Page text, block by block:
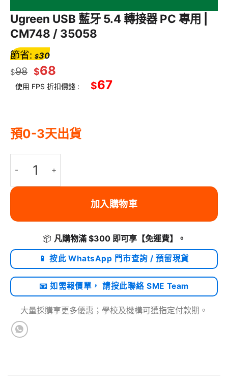
Ugreen USB 藍牙 5.4 轉接器 PC 專用 |
CM748 / 35058
$98 $68
節省: $30
使用 FPS 折扣價錢 : $67
預0-3天出貨
加入購物車
📦 凡購物滿 $300 即可享 【免運費】 。
📱 按此 WhatsApp 門市查詢 / 預留現貨
📧 如需報價單， 請按此聯絡 SME Team
大量採購享更多優惠；學校及機構可獲指定付款期。